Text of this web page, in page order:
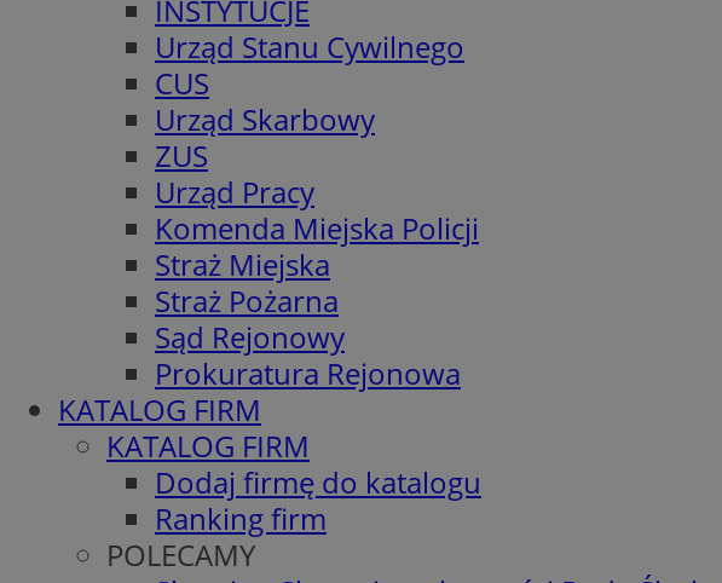
INSTYTUCJE
Urząd Stanu Cywilnego
CUS
Urząd Skarbowy
ZUS
Urząd Pracy
Komenda Miejska Policji
Straż Miejska
Straż Pożarna
Sąd Rejonowy
Prokuratura Rejonowa
KATALOG FIRM
KATALOG FIRM
Dodaj firmę do katalogu
Ranking firm
POLECAMY